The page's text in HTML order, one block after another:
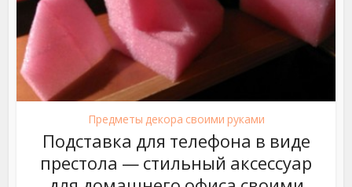
Предметы декора своими руками
Подставка для телефона в виде
престола — стильный аксессуар